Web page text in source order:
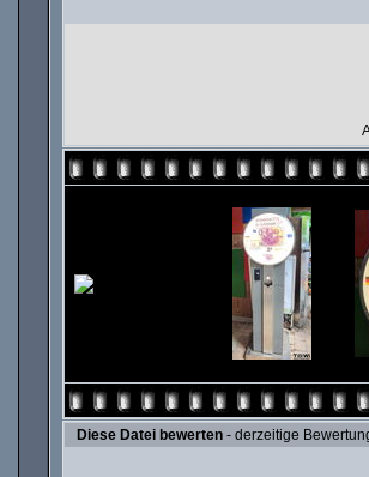
Diese Datei bewerten - derzeitige